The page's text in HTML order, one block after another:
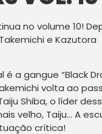
no volume 10!
e Kazutora
a gangue “Black
volta ao
Shiba, o líder
velho, Taiju… A
crítica!